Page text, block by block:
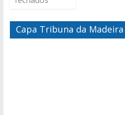
Capa Tribuna da Madeira